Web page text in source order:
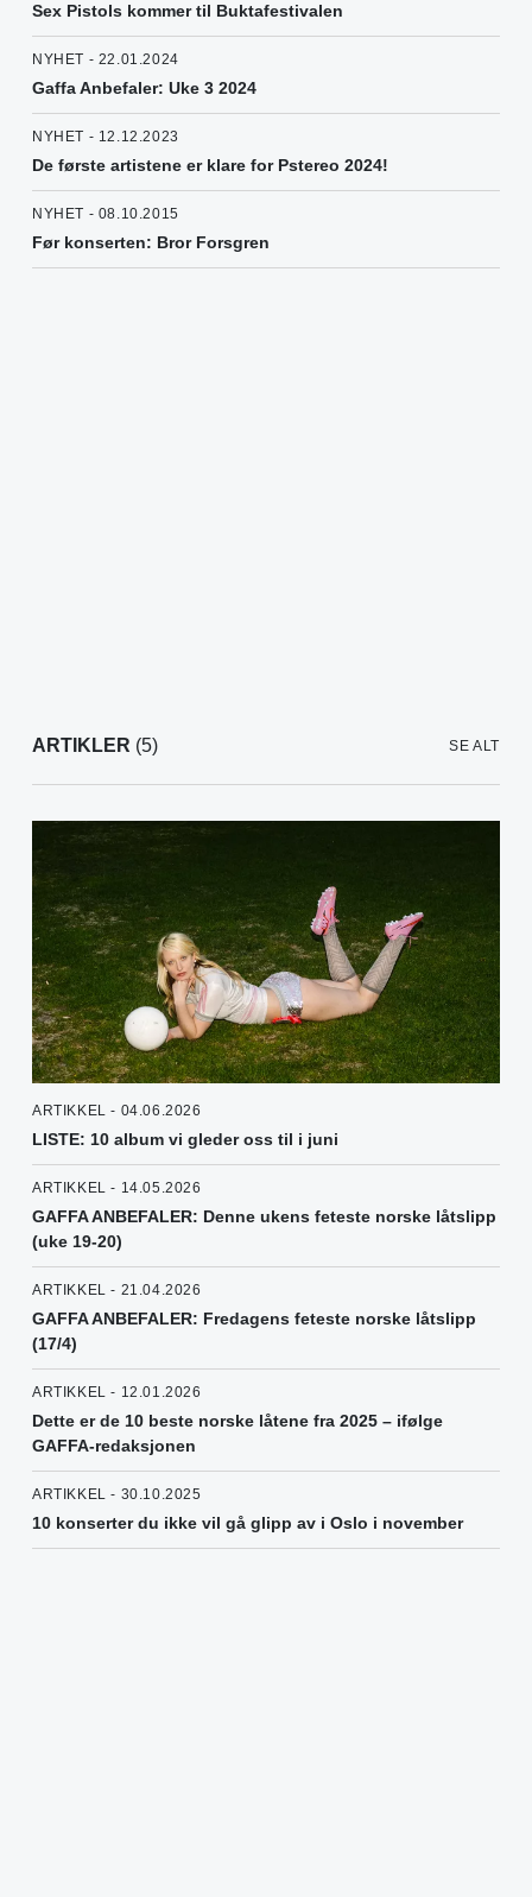
Sex Pistols kommer til Buktafestivalen
NYHET - 22.01.2024
Gaffa Anbefaler: Uke 3 2024
NYHET - 12.12.2023
De første artistene er klare for Pstereo 2024!
NYHET - 08.10.2015
Før konserten: Bror Forsgren
ARTIKLER (5) SE ALT
ARTIKKEL - 04.06.2026
LISTE: 10 album vi gleder oss til i juni
ARTIKKEL - 14.05.2026
GAFFA ANBEFALER: Denne ukens feteste norske låtslipp
(uke 19-20)
ARTIKKEL - 21.04.2026
GAFFA ANBEFALER: Fredagens feteste norske låtslipp
(17/4)
ARTIKKEL - 12.01.2026
Dette er de 10 beste norske låtene fra 2025 – ifølge
GAFFA-redaksjonen
ARTIKKEL - 30.10.2025
10 konserter du ikke vil gå glipp av i Oslo i november